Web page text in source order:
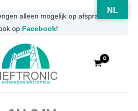
alleen mogelijk op afspraak
op Facebook!
NL